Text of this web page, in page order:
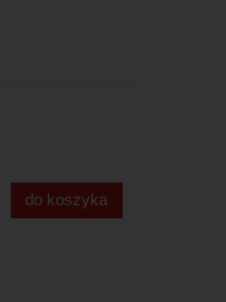
do koszyka